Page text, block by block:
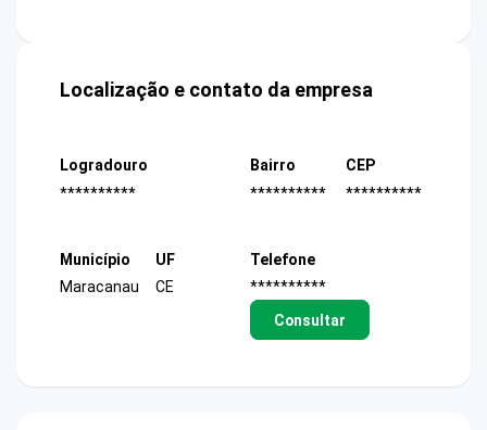
Localização e contato da empresa
Logradouro
**********
Bairro
**********
CEP
**********
Município
Maracanau
UF
CE
Telefone
**********
Consultar